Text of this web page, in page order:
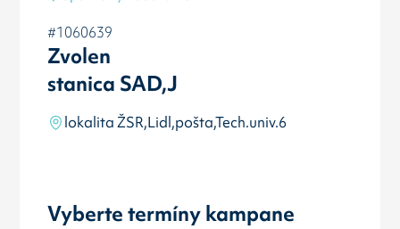
#1060639
Zvolen
stanica SAD,J
lokalita ŽSR,Lidl,pošta,Tech.univ.6
Vyberte termíny kampane